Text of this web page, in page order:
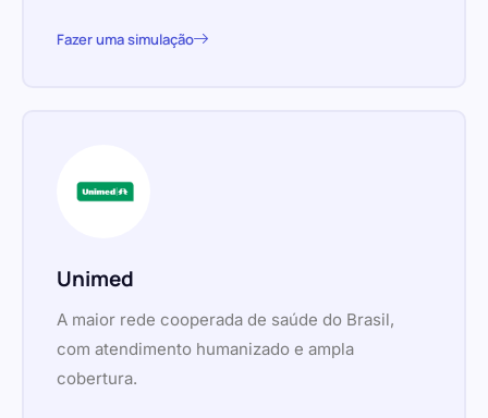
Fazer uma simulação
Unimed
A maior rede cooperada de saúde do Brasil,
com atendimento humanizado e ampla
cobertura.